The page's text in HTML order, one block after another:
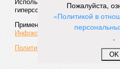
Использование материалов
гиперссылки запрещено
Применяются рекомендательные
Инфокс
Политика конфиденциальности
Пожалуйста,
«Политикой в
.
OK